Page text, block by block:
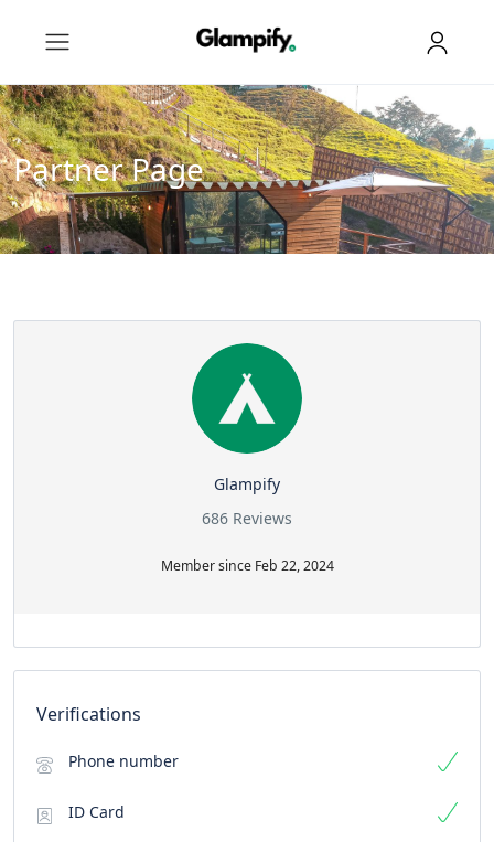
Partner Page
Glampify
686 Reviews
Member since Feb 22, 2024
Verifications
Phone number
ID Card